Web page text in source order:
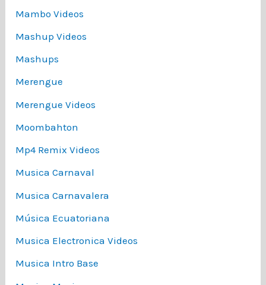
Mambo Videos
Mashup Videos
Mashups
Merengue
Merengue Videos
Moombahton
Mp4 Remix Videos
Musica Carnaval
Musica Carnavalera
Música Ecuatoriana
Musica Electronica Videos
Musica Intro Base